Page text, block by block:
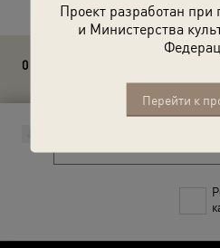
Проект разработан
и Министерства
Перейти к
0 комментариев